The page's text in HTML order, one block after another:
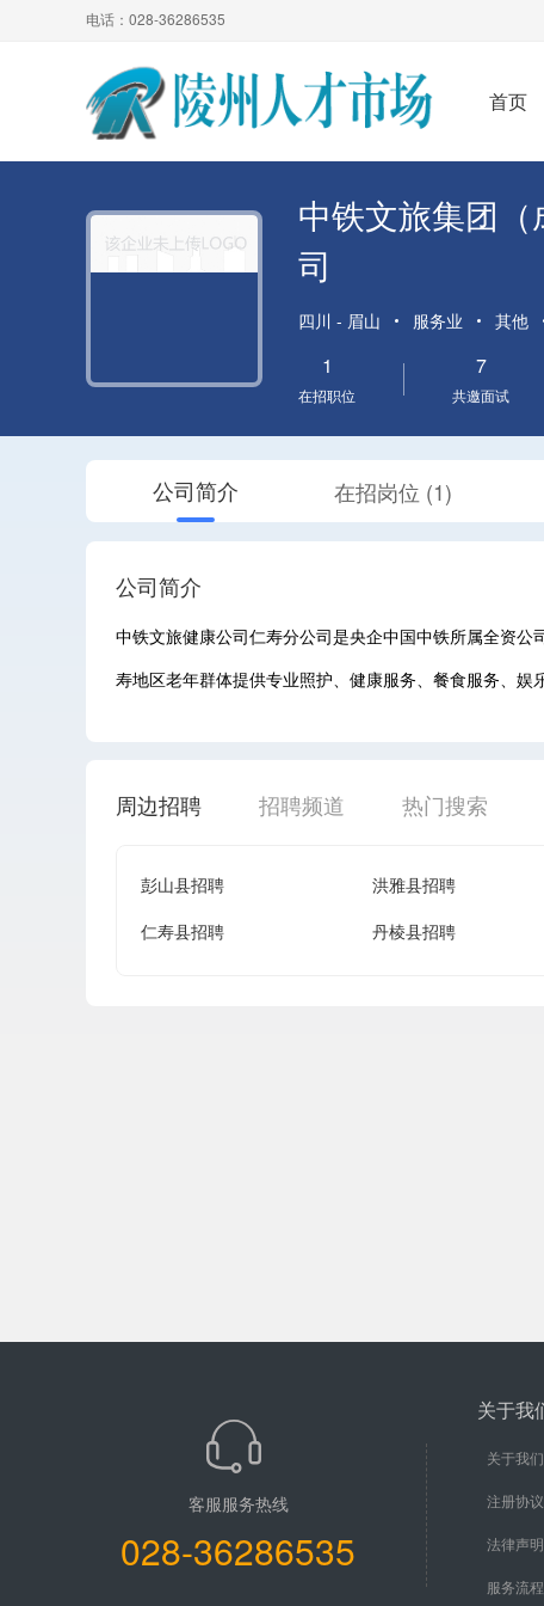
电话：028-36286535
首页
中铁文旅集团
司
四川 - 眉山 服务业 其他
1
在招职位
7
共邀面试
公司简介 在招岗位 (1)
公司简介
中铁文旅健康公司仁寿分公司是央企中国中铁所属全资
寿地区老年群体提供专业照护、健康服务、餐食服务、娱
周边招聘 招聘频道 热门搜索
彭山县招聘 洪雅县招聘
仁寿县招聘
丹棱县招聘
客服服务热线
028-36286535
关于我
关于我们
注册协议
法律声明
服务流程